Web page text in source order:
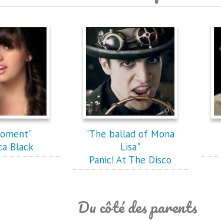
Black
"The ballad of Mona
Lisa"
Panic! At The Disco
Du côté des parents